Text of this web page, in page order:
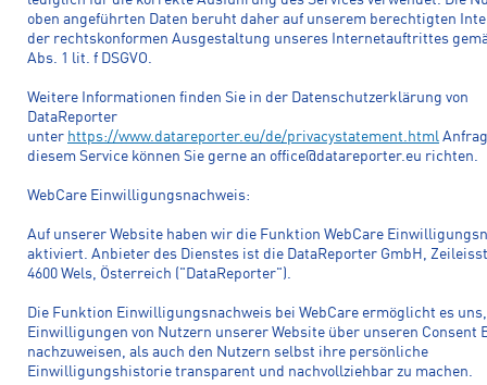
oben angeführten Daten beruht daher auf unserem berechtigten
der rechtskonformen Ausgestaltung unseres Internetauftrittes
Abs. 1 lit. f DSGVO.
Weitere Informationen finden Sie in der Datenschutzerklärung von
DataReporter
unter https://www.datareporter.eu/de/privacystatement.html
diesem Service können Sie gerne an office@datareporter.eu richten.
WebCare Einwilligungsnachweis:
Auf unserer Website haben wir die Funktion WebCare
aktiviert. Anbieter des Dienstes ist die DataReporter GmbH,
4600 Wels, Österreich ("DataReporter").
Die Funktion Einwilligungsnachweis bei WebCare ermöglicht es
Einwilligungen von Nutzern unserer Website über unseren Consent
nachzuweisen, als auch den Nutzern selbst ihre persönliche
Einwilligungshistorie transparent und nachvollziehbar zu machen.